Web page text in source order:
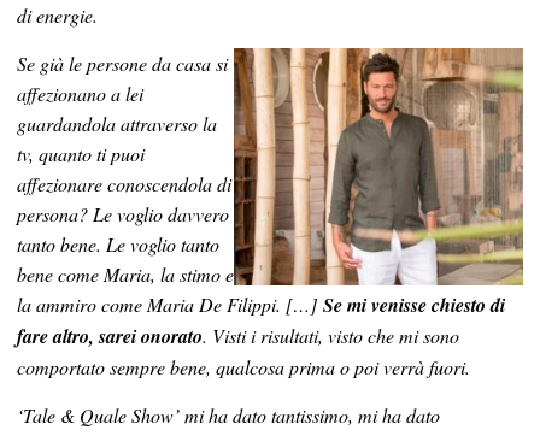
di energie.
Se già le persone da casa si
affezionano a lei
guardandola attraverso la
tv, quanto ti puoi
affezionare conoscendola di
persona? Le voglio davvero
tanto bene. Le voglio tanto
bene come Maria, la stimo e
la ammiro come Maria De Filippi. […] Se mi venisse chiesto di
fare altro, sarei onorato. Visti i risultati, visto che mi sono
comportato sempre bene, qualcosa prima o poi verrà fuori.
‘Tale & Quale Show’ mi ha dato tantissimo, mi ha dato